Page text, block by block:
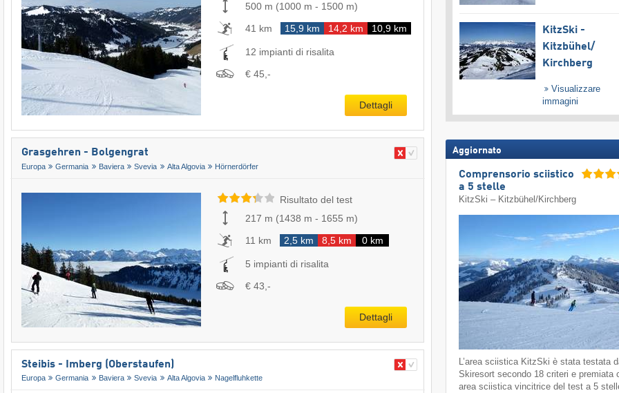
500 m (1000 m - 1500 m)
41 km
15,9 km 14,2 km 10,9 km
12 impianti di risalita
€ 45,-
Dettagli
Grasgehren - Bolgengrat
Europa Germania Baviera Svevia Alta Algovia Hörnerdörfer
Risultato del test
217 m (1438 m - 1655 m)
11 km
2,5 km 8,5 km 0 km
5 impianti di risalita
€ 43,-
Dettagli
Steibis - Imberg (Oberstaufen)
Europa Germania Baviera Svevia Alta Algovia Nagelfluhkette
KitzSki -
Kitzbühel/​
Kirchberg
Visualizzare
immagini
Aggiornato
Comprensorio sciistico
a 5 stelle
KitzSki – Kitzbühel/​Kirchberg
L’area sciistica KitzSki è stata testata
Skiresort secondo 18 criteri e premiata
area sciistica vincitrice del test a 5